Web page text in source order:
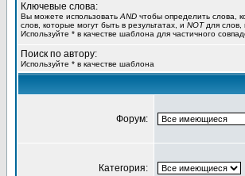
Ключевые слова:
Вы можете использовать AND чтобы определить слова,
слов, которые могут быть в результатах, и NOTдля слов,
Используйте * в качестве шаблона для частичного
Поиск по автору:
Используйте * в качестве шаблона
Форум:
Категория: